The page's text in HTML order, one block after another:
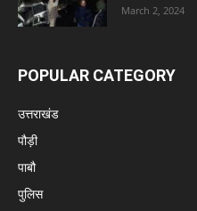
March 2, 2024
POPULAR CATEGORY
उत्तराखंड
पौड़ी
पाबौ
पुलिस